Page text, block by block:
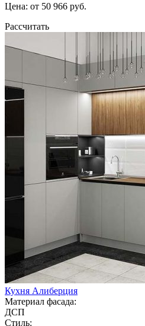
Цена: от 50 966 руб.
Рассчитать
Кухня Алиберция
Материал фасада:
ДСП
Стиль: